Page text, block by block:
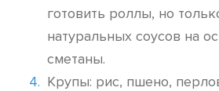
готовить роллы, но
натуральных соусов на
сметаны.
Крупы: рис, пшено,